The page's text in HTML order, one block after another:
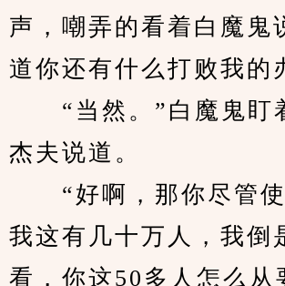
声，嘲弄的看着白魔鬼
道你还有什么打败我的
“当然。”白魔鬼盯
杰夫说道。
“好啊，那你尽管使
我这有几十万人，我倒
看，你这50多人怎么从